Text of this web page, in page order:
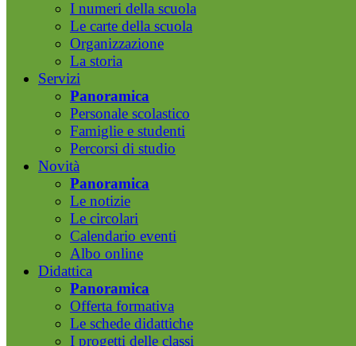
I numeri della scuola
Le carte della scuola
Organizzazione
La storia
Servizi
Panoramica
Personale scolastico
Famiglie e studenti
Percorsi di studio
Novità
Panoramica
Le notizie
Le circolari
Calendario eventi
Albo online
Didattica
Panoramica
Offerta formativa
Le schede didattiche
I progetti delle classi